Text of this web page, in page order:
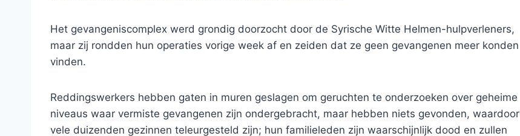
Het gevangeniscomplex werd grondig doorzocht door de Syrische Witte Helmen-hulpverleners,
maar zij rondden hun operaties vorige week af en zeiden dat ze geen gevangenen meer konden
vinden.
Reddingswerkers hebben gaten in muren geslagen om geruchten te onderzoeken over geheime
niveaus waar vermiste gevangenen zijn ondergebracht, maar hebben niets gevonden, waardoor
vele duizenden gezinnen teleurgesteld zijn; hun familieleden zijn waarschijnlijk dood en zullen